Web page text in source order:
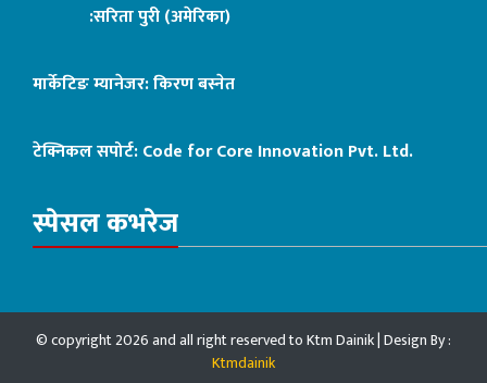
:सरिता पुरी (अमेरिका)
मार्केटिङ म्यानेजर: किरण बस्नेत
टेक्निकल सपोर्ट:Code for Core Innovation Pvt. Ltd.
स्पेसल कभरेज
© copyright 2026 and all right reserved to Ktm Dainik | Design By :
Ktmdainik